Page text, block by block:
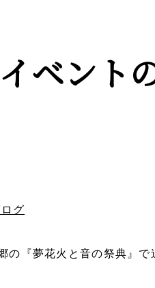
ベント
グ
の『夢花火と音の祭典』